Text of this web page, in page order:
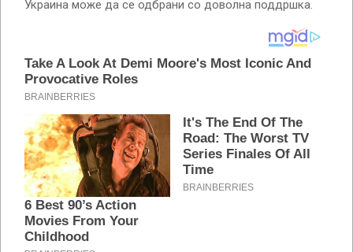
Украина може да се одбрани со доволна поддршка.